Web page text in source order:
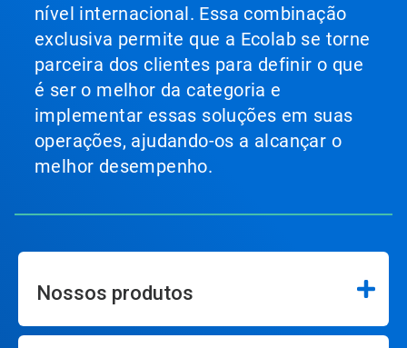
nível internacional. Essa combinação
exclusiva permite que a Ecolab se torne
parceira dos clientes para definir o que
é ser o melhor da categoria e
implementar essas soluções em suas
operações, ajudando-os a alcançar o
melhor desempenho.
Nossos produtos